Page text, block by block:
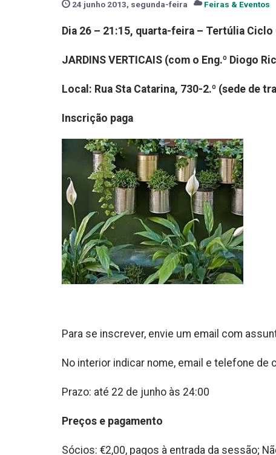
24 junho 2013, segunda-feira Feiras & Eventos
Dia 26 – 21:15, quarta-feira – Tertúlia Ciclo
JARDINS VERTICAIS (com o Eng.º Diogo
Local: Rua Sta Catarina, 730-2.º (sede de
Inscrição paga
Para se inscrever, envie um email com
No interior indicar nome, email e telefone
Prazo: até 22 de junho às 24:00
Preços e pagamento
Sócios: €2,00, pagos à entrada da sessão;